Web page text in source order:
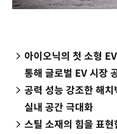
아이오닉의 첫 소형
통해 글로벌 EV 시장
공력 성능 강조한 해치
실내 공간 극대화
스틸 소재의 힘을 표현